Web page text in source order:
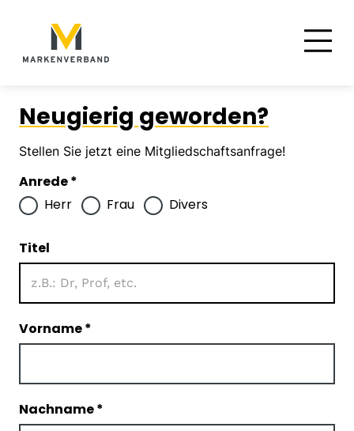
Hauptnavigation
Neugierig geworden?
Stellen Sie jetzt eine Mitgliedschaftsanfrage!
Anrede*
Herr
Frau Divers
Titel
Vorname*
Nachname*